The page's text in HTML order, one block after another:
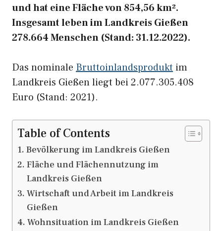
und hat eine Fläche von 854,56 km².
Insgesamt leben im Landkreis Gießen
278.664 Menschen (Stand: 31.12.2022).
Das nominale Bruttoinlandsprodukt im
Landkreis Gießen liegt bei 2.077.305.408
Euro (Stand: 2021).
Table of Contents
Bevölkerung im Landkreis Gießen
Fläche und Flächennutzung im
Landkreis Gießen
Wirtschaft und Arbeit im Landkreis
Gießen
Wohnsituation im Landkreis Gießen